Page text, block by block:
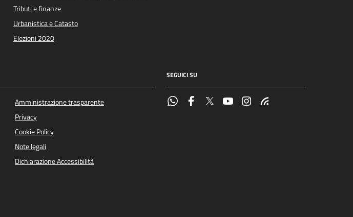
Tributi e finanze
Urbanistica e Catasto
Elezioni 2020
Amministrazione trasparente
Privacy
Cookie Policy
Note legali
Dichiarazione Accessibilità
SEGUICI SU